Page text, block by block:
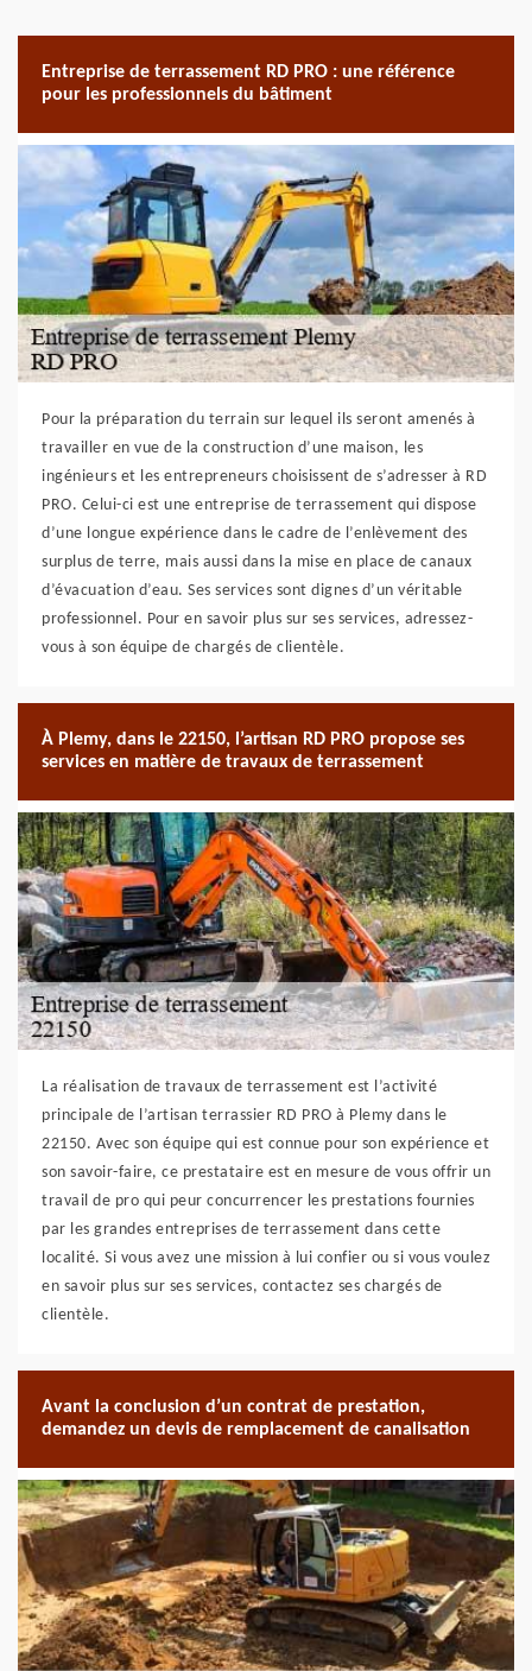
Entreprise de terrassement RD PRO : une référence
pour les professionnels du bâtiment
Pour la préparation du terrain sur lequel ils seront amenés à
travailler en vue de la construction d’une maison, les
ingénieurs et les entrepreneurs choisissent de s’adresser à RD
PRO. Celui-ci est une entreprise de terrassement qui dispose
d’une longue expérience dans le cadre de l’enlèvement des
surplus de terre, mais aussi dans la mise en place de canaux
d’évacuation d’eau. Ses services sont dignes d’un véritable
professionnel. Pour en savoir plus sur ses services, adressez-
vous à son équipe de chargés de clientèle.
À Plemy, dans le 22150, l’artisan RD PRO propose ses
services en matière de travaux de terrassement
La réalisation de travaux de terrassement est l’activité
principale de l’artisan terrassier RD PRO à Plemy dans le
22150. Avec son équipe qui est connue pour son expérience et
son savoir-faire, ce prestataire est en mesure de vous offrir un
travail de pro qui peur concurrencer les prestations fournies
par les grandes entreprises de terrassement dans cette
localité. Si vous avez une mission à lui confier ou si vous voulez
en savoir plus sur ses services, contactez ses chargés de
clientèle.
Avant la conclusion d’un contrat de prestation,
demandez un devis de remplacement de canalisation